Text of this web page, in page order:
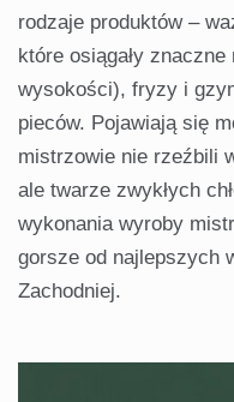
rodzaje produktów –
które osiągały
wysokości), fryzy i
pieców. Pojawiają się
mistrzowie nie rzeźbili
ale twarze zwykłych
wykonania wyroby
gorsze od najlepszych
Zachodniej.